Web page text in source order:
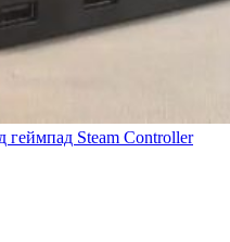
геймпад Steam Controller